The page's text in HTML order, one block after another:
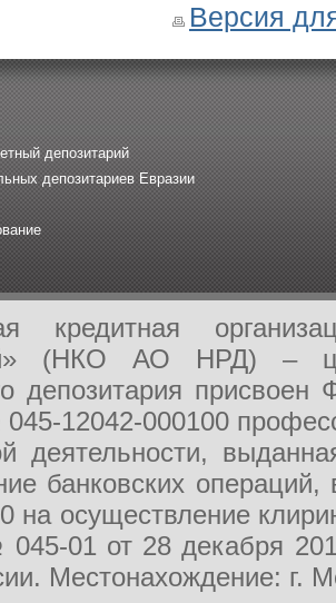
Версия
депозитарий
депозитариев Евразии
кредитная
(НКО АО НРД) –
депозитария
12042-000100
деятельности,
банковских
на осуществление
01 от 28 декабря
Местонахождение: г.